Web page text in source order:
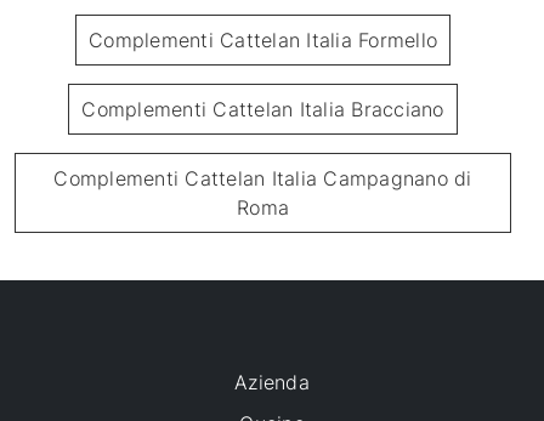
Complementi Cattelan Italia Formello
Complementi Cattelan Italia Bracciano
Complementi Cattelan Italia Campagnano di
Roma
Azienda